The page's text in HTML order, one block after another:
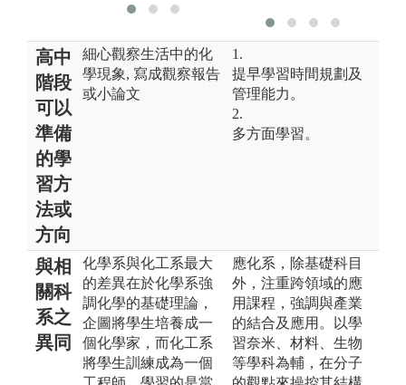
高中
階段
可以
準備
的學
習方
法或
方向
細心觀察生活中的化
學現象, 寫成觀察報告
或小論文
1.
提早學習時間規劃及
管理能力。
2.
多方面學習。
與相
關科
系之
異同
化學系與化工系最大
的差異在於化學系強
調化學的基礎理論，
企圖將學生培養成一
個化學家，而化工系
將學生訓練成為一個
應化系，除基礎科目
外，注重跨領域的應
用課程，強調與產業
的結合及應用。以學
習奈米、材料、生物
等學科為輔，在分子